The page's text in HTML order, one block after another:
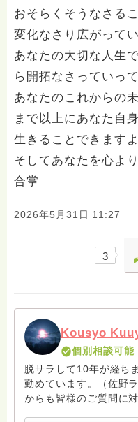
おそらくそうなさる
変化なさり広がって
あなたの大切な人生
ら開拓なさっていっ
あなたのこれからの
まで以上にあなた自
生きることできます
そしてあなたを心よ
合掌
2026年5月31日 11:27
3
Kousyo
個別相談可能
脱サラして10年が経ち
勤めています。（佐野
からも皆様のご質問に
いと存じます。まだま